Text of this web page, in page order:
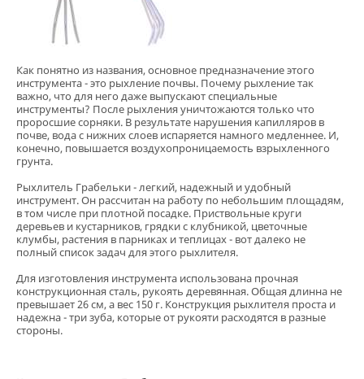
Как понятно из названия, основное предназначение этого
инструмента - это рыхление почвы. Почему рыхление так
важно, что для него даже выпускают специальные
инструменты? После рыхления уничтожаются только что
проросшие сорняки. В результате нарушения капилляров в
почве, вода с нижних слоев испаряется намного медленнее. И,
конечно, повышается воздухопроницаемость взрыхленного
грунта.
Рыхлитель Грабельки - легкий, надежный и удобный
инструмент. Он рассчитан на работу по небольшим площадям,
в том числе при плотной посадке. Приствольные круги
деревьев и кустарников, грядки с клубникой, цветочные
клумбы, растения в парниках и теплицах - вот далеко не
полный список задач для этого рыхлителя.
Для изготовления инструмента использована прочная
конструкционная сталь, рукоять деревянная. Общая длинна не
превышает 26 см, а вес 150 г. Конструкция рыхлителя проста и
надежна - три зуба, которые от рукояти расходятся в разные
стороны.